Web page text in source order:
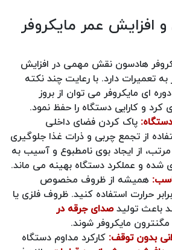
افزایش عمر مایکروفر
هادسون نقش مهمی در افزایش
تعمیرات دارد. با رعایت چند نکته
ای مایکروفر می توان از بروز
و کارایی دستگاه را حفظ نمود.
پاک کردن فضای داخلی
از تجمع چربی و ذرات غذا جلوگیری
از ایجاد بوی نامطبوع و آسیب به
شده و عملکرد دستگاه بهینه می ماند.
همیشه از ظروف مخصوص
حرارت استفاده کنید. ظروف فلزی یا
باعث تولیدصدای جرقه در
مایکروفر شوند.
بدون توقف: کارکرد مداوم دستگاه